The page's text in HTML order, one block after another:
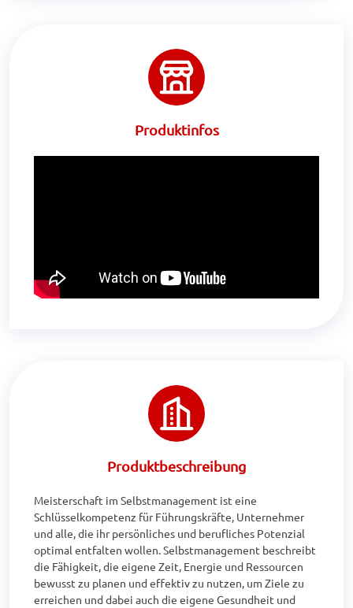
Produktinfos
Produktbeschreibung
Meisterschaft im Selbstmanagement ist eine
Schlüsselkompetenz für Führungskräfte, Unternehmer
und alle, die ihr persönliches und berufliches Potenzial
optimal entfalten wollen. Selbstmanagement beschreibt
die Fähigkeit, die eigene Zeit, Energie und Ressourcen
bewusst zu planen und effektiv zu nutzen, um Ziele zu
erreichen und dabei auch die eigene Gesundheit und